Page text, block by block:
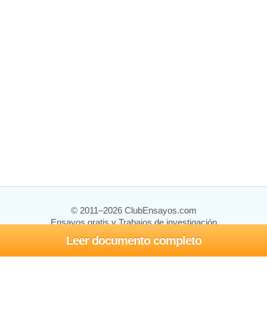
Leer documento completo
© 2011–2026 ClubEnsayos.com
Ensayos gratis y Trabajos de investigación